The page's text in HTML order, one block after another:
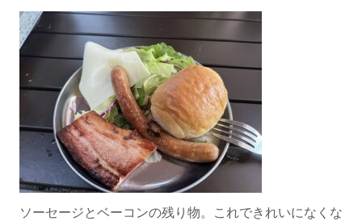
ソーセージとベーコンの残り物。これできれいになくな